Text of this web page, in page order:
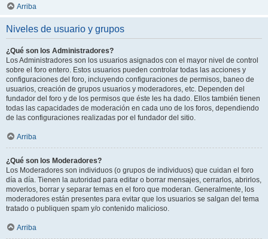
Arriba
Niveles de usuario y grupos
¿Qué son los Administradores?
Los Administradores son los usuarios asignados con el mayor nivel de control
sobre el foro entero. Estos usuarios pueden controlar todas las acciones y
configuraciones del foro, incluyendo configuraciones de permisos, baneo de
usuarios, creación de grupos usuarios y moderadores, etc. Dependen del
fundador del foro y de los permisos que éste les ha dado. Ellos también tienen
todas las capacidades de moderación en cada uno de los foros, dependiendo
de las configuraciones realizadas por el fundador del sitio.
Arriba
¿Qué son los Moderadores?
Los Moderadores son individuos (o grupos de individuos) que cuidan el foro
día a día. Tienen la autoridad para editar o borrar mensajes, cerrarlos, abrirlos,
moverlos, borrar y separar temas en el foro que moderan. Generalmente, los
moderadores están presentes para evitar que los usuarios se salgan del tema
tratado o publiquen spam y/o contenido malicioso.
Arriba